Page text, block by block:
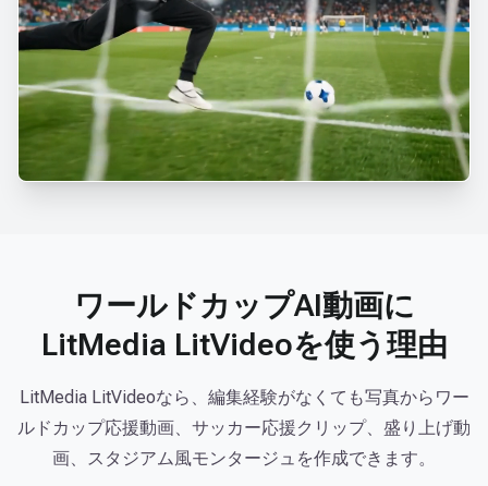
ワールドカップAI動画に
LitMedia LitVideoを使う理由
LitMedia LitVideoなら、編集経験がなくても写真からワー
ルドカップ応援動画、サッカー応援クリップ、盛り上げ動
画、スタジアム風モンタージュを作成できます。